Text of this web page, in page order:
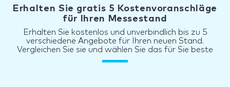
Erhalten Sie gratis 5 Kostenvoranschläge
für Ihren Messestand
Erhalten Sie kostenlos und unverbindlich bis zu 5
verschiedene Angebote für Ihren neuen Stand.
Vergleichen Sie sie und wählen Sie das für Sie beste